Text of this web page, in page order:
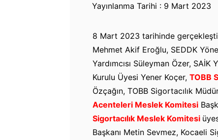
Yayınlanma Tarihi : 9 Mart 2023
8 Mart 2023 tarihinde
Mehmet Akif Eroğlu, SEDDK
Yardımcısı Süleyman Özer,
Kurulu Üyesi Yener Koçer, TOBB
Özçağın, TOBB Sigortacılık
Acenteleri Meslek Komitesi
Sigortacılık Meslek Komitesi
Başkanı Metin Sevmez, Kocaeli